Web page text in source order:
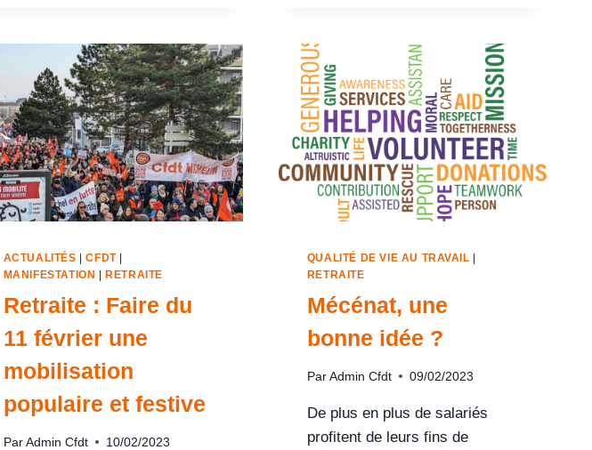
ACTUALITÉS |CFDT|
MANIFESTATION
RETRAITE
Retraite : Faire du
11 février une
mobilisation
populaire et festive
Par Admin Cfdt 10/02/2023
QUALITÉ DE VIE AU TRAVAIL
RETRAITE
Mécénat, une
bonne idée ?
Par Admin Cfdt 09/02/2023
De plus en plus de salariés
profitent de leurs fins de